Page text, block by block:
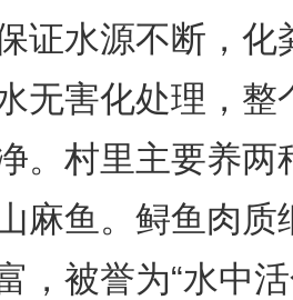
证水源不断，化
无害化处理，整
。村里主要养两
麻鱼。鲟鱼肉质
，被誉为“水中